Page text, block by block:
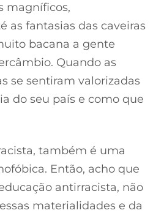
magníficos,
as fantasias das caveiras
bacana a gente
Quando as
se sentiram valorizadas
do seu país e como que
também é uma
Então, acho que
antirracista, não
materialidades e da